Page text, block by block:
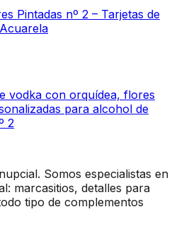
Pintadas nº 2 – Tarjetas de
vodka con orquídea, flores
para alcohol de
2
Somos especialistas en
marcasitios, detalles para
tipo de complementos